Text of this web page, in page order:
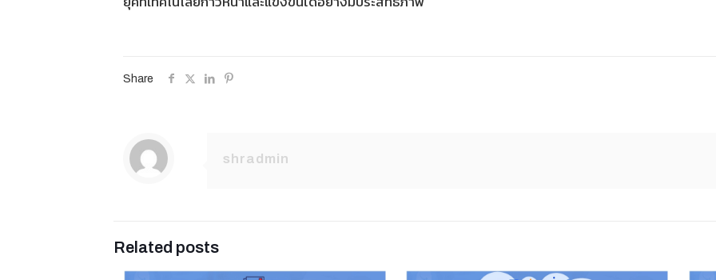
Share
shradmin
Related posts